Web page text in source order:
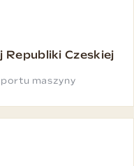
Republiki Czeskiej
maszyny